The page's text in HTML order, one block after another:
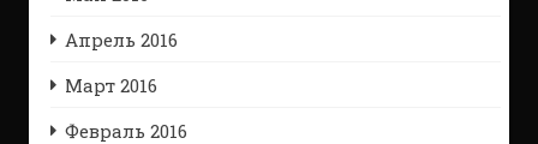
Апрель 2016
Март 2016
Февраль 2016